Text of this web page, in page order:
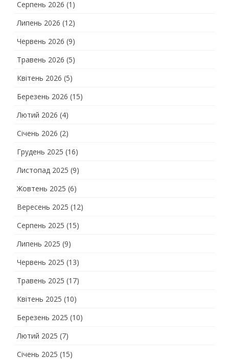
Серпень 2026 (1)
Липень 2026 (12)
Червень 2026 (9)
Травень 2026 (5)
Квітень 2026 (5)
Березень 2026 (15)
Лютий 2026 (4)
Січень 2026 (2)
Грудень 2025 (16)
Листопад 2025 (9)
Жовтень 2025 (6)
Вересень 2025 (12)
Серпень 2025 (15)
Липень 2025 (9)
Червень 2025 (13)
Травень 2025 (17)
Квітень 2025 (10)
Березень 2025 (10)
Лютий 2025 (7)
Січень 2025 (15)